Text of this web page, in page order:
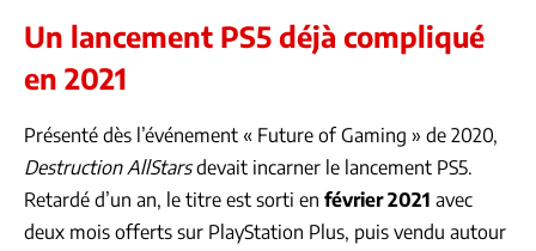
Un lancement PS5 déjà compliqué
en 2021
Présenté dès l’événement « Future of Gaming » de 2020,
Destruction AllStarsdevait incarner le lancement PS5.
Retardé d’un an, le titre est sorti en février 2021 avec
deux mois offerts sur PlayStation Plus, puis vendu autour